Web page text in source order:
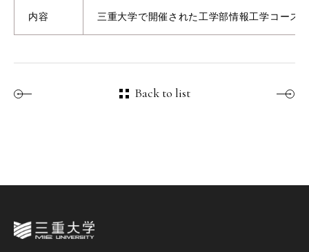
内容 三重大学で開催された工学部情報工学コース
Back to list